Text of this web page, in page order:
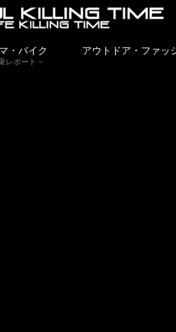
・バイク
レポート
アウトドア・ファッ